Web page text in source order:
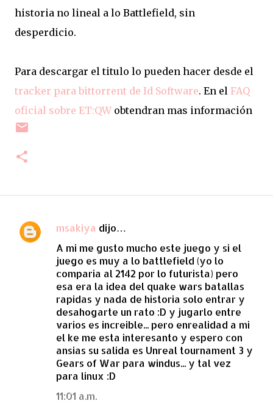
historia no lineal a lo Battlefield, sin
desperdicio.
Para descargar el titulo lo pueden hacer desde el
tracker para bittorrent de Id Software. En el FAQ
oficial sobre ET:QW obtendran mas información
C
msakiya dijo…
A mi me gusto mucho este juego y si el
juego es muy a lo battlefield (yo lo
comparia al 2142 por lo futurista) pero
esa era la idea del quake wars batallas
rapidas y nada de historia solo entrar y
desahogarte un rato :D y jugarlo entre
varios es increible... pero enrealidad a mi
el ke me esta interesanto y espero con
ansias su salida es Unreal tournament 3 y
Gears of War para windus... y tal vez
para linux :D
11:01 a.m.